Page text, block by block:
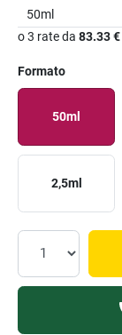
50ml
o 3 rate da 83.33 €
Formato
50ml
2,5ml